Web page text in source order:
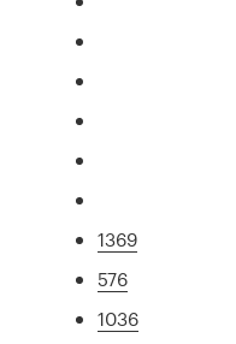
1369
576
1036